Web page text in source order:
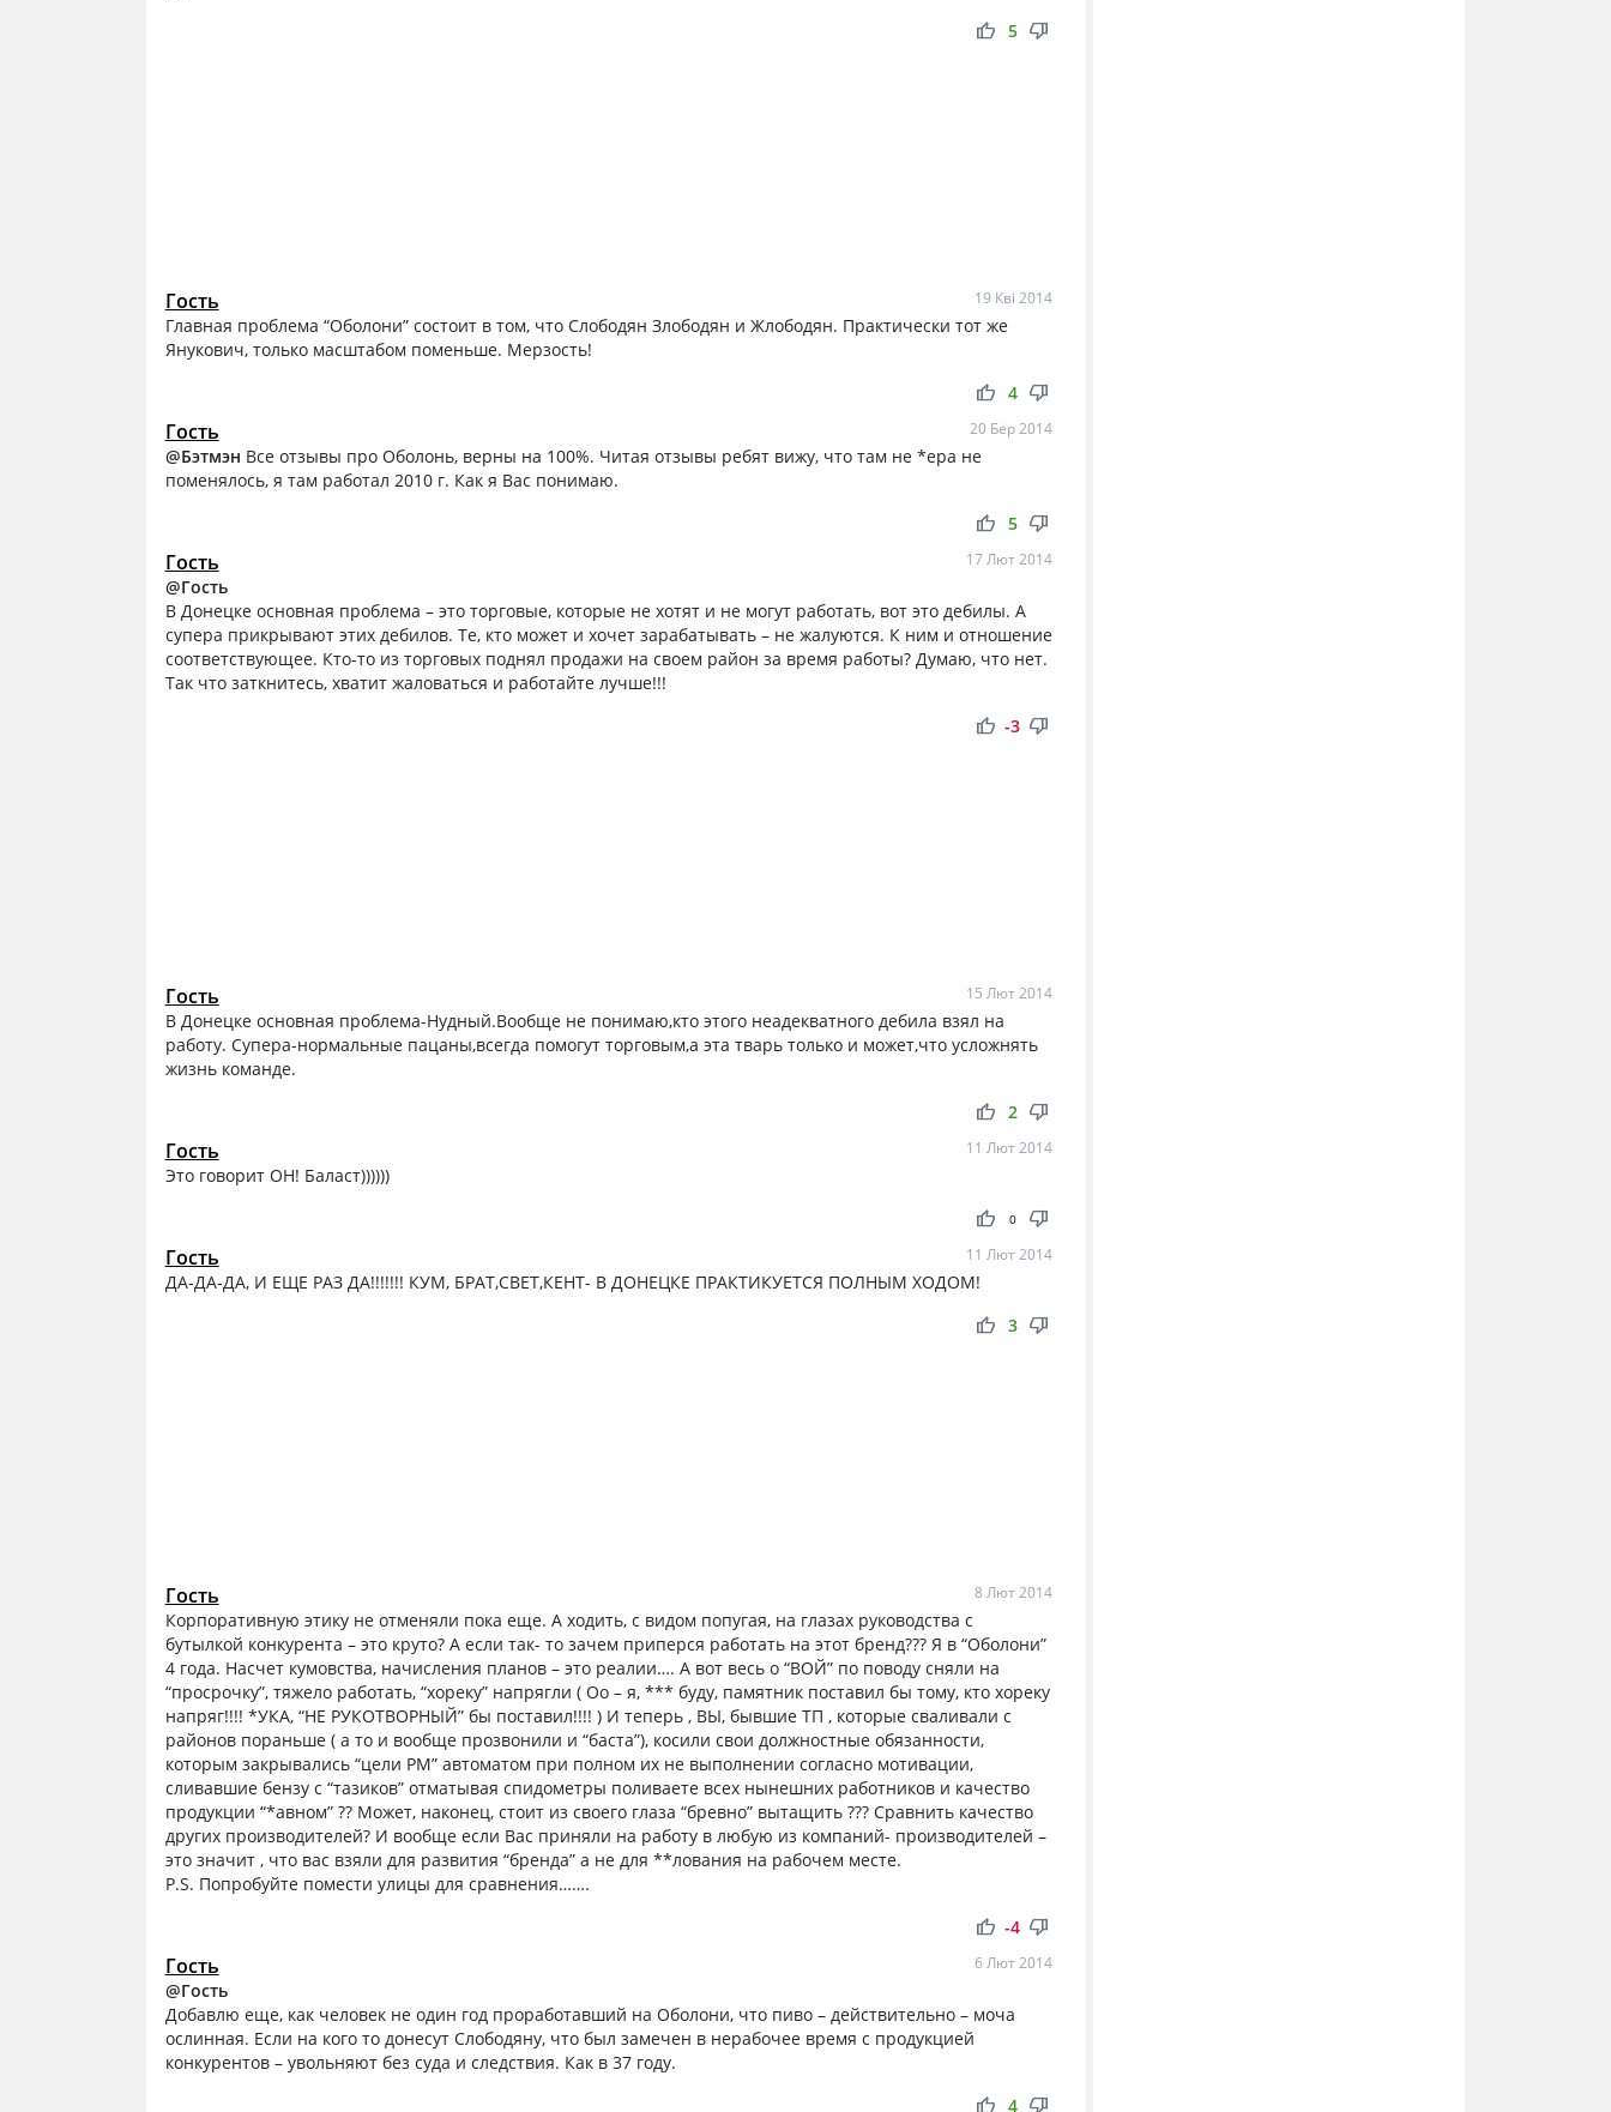
thumb_up thumb_down
5
Гость 19 Кві 2014
Главная проблема “Оболони” состоит в том, что Слободян Злободян и Жлободян. Практически тот же
Янукович, только масштабом поменьше. Мерзость!
thumb_up thumb_down
4
Гость 20 Бер 2014
@Бэтмэн Все отзывы про Оболонь, верны на 100%. Читая отзывы ребят вижу, что там не *ера не
поменялось, я там работал 2010 г. Как я Вас понимаю.
thumb_up thumb_down
5
Гость 17 Лют 2014
@Гость
В Донецке основная проблема – это торговые, которые не хотят и не могут работать, вот это дебилы. А
супера прикрывают этих дебилов. Те, кто может и хочет зарабатывать – не жалуются. К ним и отношение
соответствующее. Кто-то из торговых поднял продажи на своем район за время работы? Думаю, что нет.
Так что заткнитесь, хватит жаловаться и работайте лучше!!!
thumb_up thumb_down
-3
Гость 15 Лют 2014
В Донецке основная проблема-Нудный.Вообще не понимаю,кто этого неадекватного дебила взял на
работу. Супера-нормальные пацаны,всегда помогут торговым,а эта тварь только и может,что усложнять
жизнь команде.
thumb_up thumb_down
2
Гость 11 Лют 2014
Это говорит ОН! Баласт))))))
thumb_up thumb_down
0
Гость 11 Лют 2014
ДА-ДА-ДА, И ЕЩЕ РАЗ ДА!!!!!!! КУМ, БРАТ,СВЕТ,КЕНТ- В ДОНЕЦКЕ ПРАКТИКУЕТСЯ ПОЛНЫМ ХОДОМ!
thumb_up thumb_down
3
Гость 8 Лют 2014
Корпоративную этику не отменяли пока еще. А ходить, с видом попугая, на глазах руководства с
бутылкой конкурента – это круто? А если так- то зачем приперся работать на этот бренд??? Я в “Оболони”
4 года. Насчет кумовства, начисления планов – это реалии…. А вот весь о “ВОЙ” по поводу сняли на
“просрочку”, тяжело работать, “хореку” напрягли ( Оо – я, *** буду, памятник поставил бы тому, кто хореку
напряг!!!! *УКА, “НЕ РУКОТВОРНЫЙ” бы поставил!!!! ) И теперь , ВЫ, бывшие ТП , которые сваливали с
районов пораньше ( а то и вообще прозвонили и “баста”), косили свои должностные обязанности,
которым закрывались “цели РМ” автоматом при полном их не выполнении согласно мотивации,
сливавшие бензу с “тазиков” отматывая спидометры поливаете всех нынешних работников и качество
продукции “*авном” ?? Может, наконец, стоит из своего глаза “бревно” вытащить ??? Сравнить качество
других производителей? И вообще если Вас приняли на работу в любую из компаний- производителей –
это значит , что вас взяли для развития “бренда” а не для **лования на рабочем месте.
P.S. Попробуйте помести улицы для сравнения…….
thumb_up thumb_down
-4
Гость 6 Лют 2014
@Гость
Добавлю еще, как человек не один год проработавший на Оболони, что пиво – действительно – моча
ослинная. Если на кого то донесут Слободяну, что был замечен в нерабочее время с продукцией
конкурентов – увольняют без суда и следствия. Как в 37 году.
thumb_up thumb_down
4